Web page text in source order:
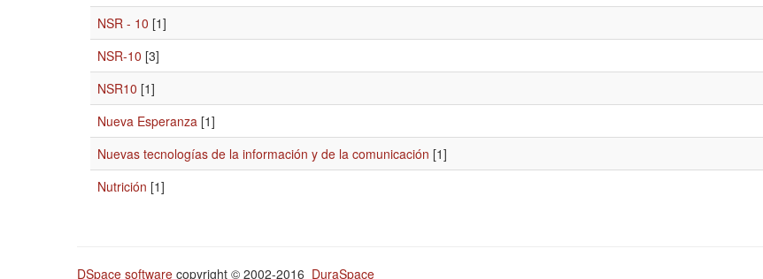
NSR - 10 [1]
NSR-10 [3]
NSR10 [1]
Nueva Esperanza [1]
Nuevas tecnologías de la información y de la comunicación [1]
Nutrición [1]
DSpace software copyright © 2002-2016 DuraSpace